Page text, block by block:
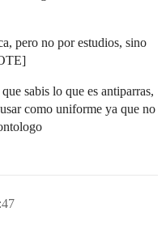
pero no por estudios, sino
sabis lo que es antiparras,
como uniforme ya que no